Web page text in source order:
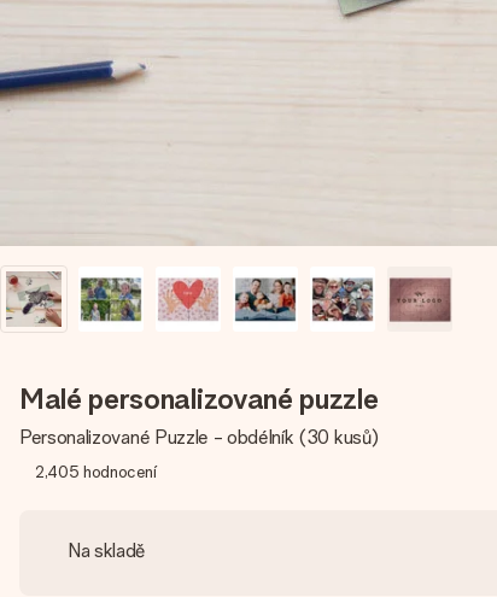
Malé personalizované puzzle
Personalizované Puzzle - obdélník (30 kusů)
2,405 hodnocení
Na skladě